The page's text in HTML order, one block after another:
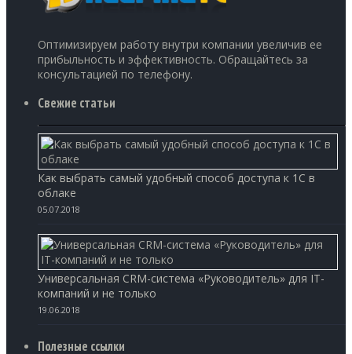
Оптимизируем работу внутри компании увеличив ее
прибыльность и эффективность. Обращайтесь за
консультацией по телефону.
Свежие статьи
Как выбрать самый удобный способ доступа к 1С в
облаке
05.07.2018
Универсальная CRM-система «Руководитель» для IT-
компаний и не только
19.06.2018
Полезные ссылки